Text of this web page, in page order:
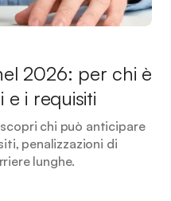
2026: per chi è
e i requisiti
chi può anticipare
penalizzazioni di
lunghe.